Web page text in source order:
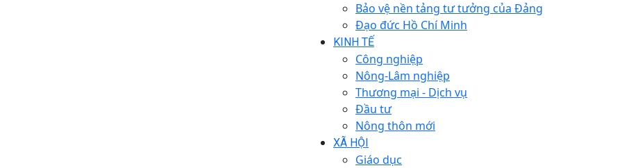
Bảo vệ nền tảng tư tưởng của Đảng
Đạo đức Hồ Chí Minh
KINH TẾ
Công nghiệp
Nông-Lâm nghiệp
Thương mại - Dịch vụ
Đầu tư
Nông thôn mới
XÃ HỘI
Giáo dục